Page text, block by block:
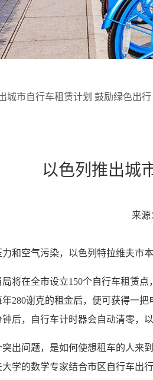
城市自行车租赁计划 鼓励绿色出行
以色列推出城
来源
和空气污染，以色列特拉维夫市
将在全市设立150个自行车租赁
280谢克的租金后，便可获得一
后，自行车计时器会自动清零，
出问题，是如何使想租车的人来
学的数学专家结合市区自行车出